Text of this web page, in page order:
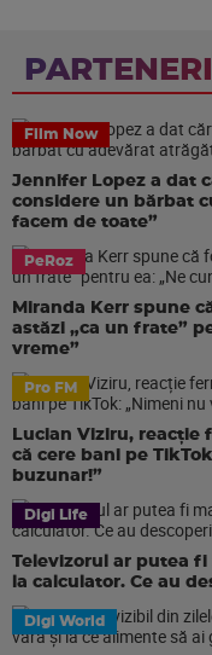
Film Now
Jennifer Lopez a dat
considere un bărbat
facem de toate”
PeRoz
Miranda Kerr spune
astăzi „ca un frate”
vreme”
Pro FM
Lucian Viziru, reacție
că cere bani pe
buzunar!”
Digi Life
Televizorul ar putea
la calculator. Ce au
Digi World